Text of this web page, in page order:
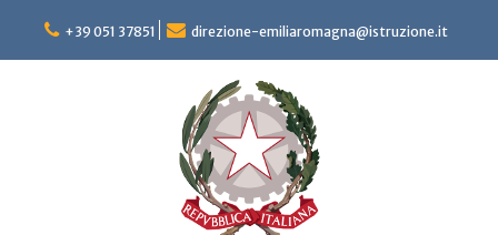
content
+39 051 37851 direzione-emiliaromagna@istruzione.it